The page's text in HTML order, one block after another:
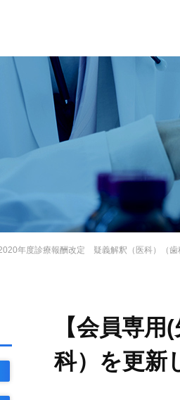
2020年度診療報酬改定 疑義解釈（医科）（
【会員専
科）を更新